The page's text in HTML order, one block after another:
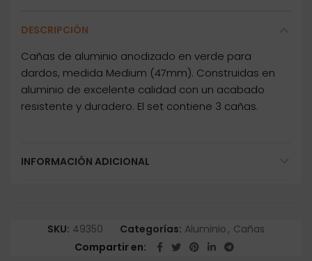
DESCRIPCIÓN
Cañas de aluminio anodizado en verde para
dardos, medida Medium (47mm). Construidas en
aluminio de excelente calidad con un acabado
resistente y duradero. El set contiene 3 cañas.
INFORMACIÓN ADICIONAL
SKU: 49350 Categorías: Aluminio, Cañas
Compartir en